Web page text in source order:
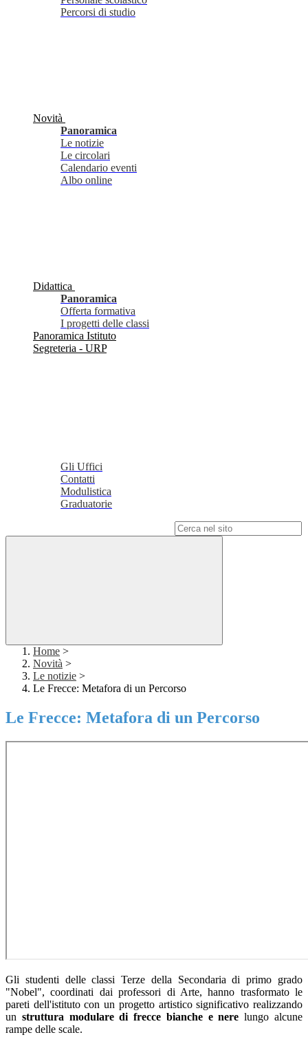
Percorsi di studio
Novità
Panoramica
Le notizie
Le circolari
Calendario eventi
Albo online
Didattica
Panoramica
Offerta formativa
I progetti delle classi
Panoramica Istituto
Segreteria - URP
Gli Uffici
Contatti
Modulistica
Graduatorie
Home >
Novità >
Le notizie >
Le Frecce: Metafora di un Percorso
Le Frecce: Metafora di un Percorso
Gli studenti delle classi Terze della Secondaria di primo grado
"Nobel", coordinati dai professori di Arte, hanno trasformato le
pareti dell'istituto con un progetto artistico significativo realizzando
un struttura modulare di frecce bianche e nere lungo alcune
rampe delle scale.